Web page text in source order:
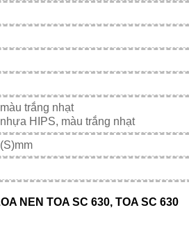
trắng nhạt
HIPS, màu trắng nhạt
NEN TOA SC 630, TOA SC 630